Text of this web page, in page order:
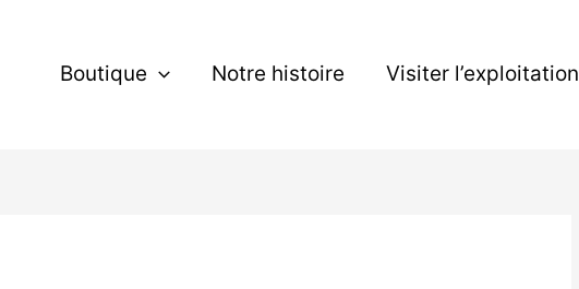
Boutique Notre histoire Visiter l’exploitation